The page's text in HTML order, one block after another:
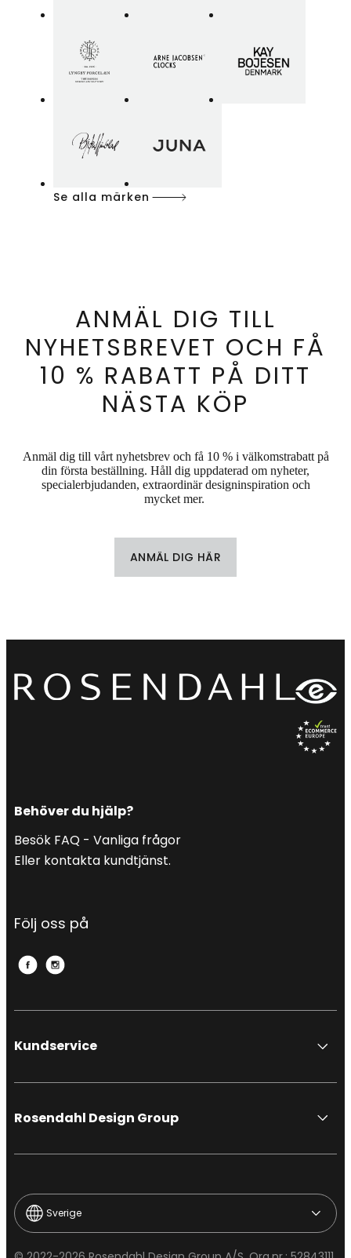
Se alla märken
ANMÄL DIG TILL
NYHETSBREVET OCH FÅ
10 % RABATT PÅ DITT
NÄSTA KÖP
Anmäl dig till vårt nyhetsbrev och få 10 % i välkomstrabatt på
din första beställning. Håll dig uppdaterad om nyheter,
specialerbjudanden, extraordinär designinspiration och
mycket mer.
ANMÄL DIG HÄR
Behöver du hjälp?
Besök FAQ - Vanliga frågor
Eller kontakta kundtjänst.
Följ oss på
Kundservice
Rosendahl Design Group
Sverige